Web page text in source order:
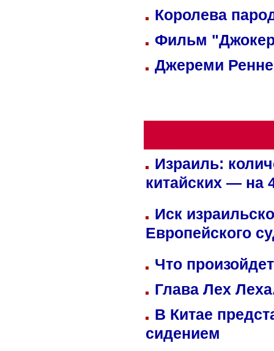
Королева
Фильм
Джереми
Израиль:
китайских — на
Иск
Европейского
Что
Глава Лех
В Китае
сидением